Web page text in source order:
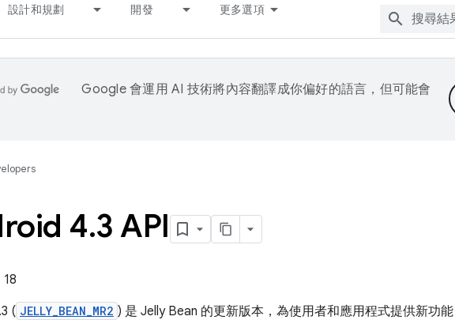
設計和規劃 開發 更多選項
Google 會運用 AI 技術將內容翻譯成你偏好的語言，但可能會
4.3 API
( JELLY_BEAN_MR2 ) 是 Jelly Bean 的更新版本，為使用者和應用程式提供新功